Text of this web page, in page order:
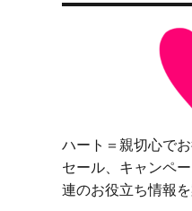
ハート＝親切心で
セール、キャンペ
連のお役立ち情報を